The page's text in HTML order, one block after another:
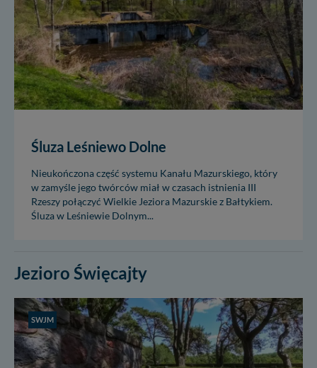
Śluza Leśniewo Dolne
Nieukończona część systemu Kanału Mazurskiego, który
w zamyśle jego twórców miał w czasach istnienia III
Rzeszy połączyć Wielkie Jeziora Mazurskie z Bałtykiem.
Śluza w Leśniewie Dolnym...
Jezioro Święcajty
SWJM